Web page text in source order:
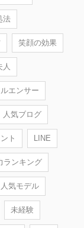
法
笑顔の効果
人
エンサー
人気ブログ
ト LINE
ランキング
人気モデル
未経験